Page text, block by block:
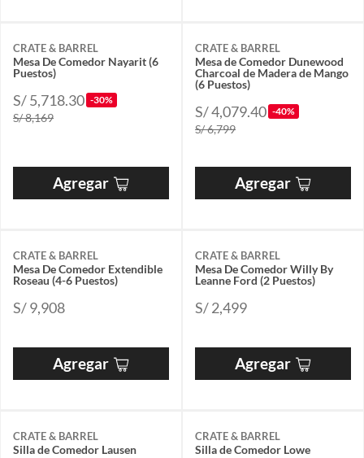
CRATE & BARREL
Mesa De Comedor Nayarit (6
Puestos)
S/ 5,718.30 -30%
S/ 8,169
Agregar
CRATE & BARREL
Mesa de Comedor Dunewood
Charcoal de Madera de Mango
(6 Puestos)
S/ 4,079.40 -40%
S/ 6,799
Agregar
CRATE & BARREL
Mesa De Comedor Extendible
Roseau (4-6 Puestos)
S/ 9,908
Agregar
CRATE & BARREL
Mesa De Comedor Willy By
Leanne Ford (2 Puestos)
S/ 2,499
Agregar
CRATE & BARREL
Silla de Comedor Lausen
CRATE & BARREL
Silla de Comedor Lowe